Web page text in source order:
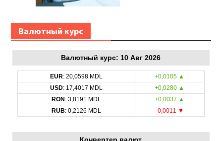
Bалютный курс
Bалютный курс: 10 Авг 2026
EUR: 20,0598 MDL
+0,0105 ▲
USD: 17,4017 MDL
+0,0280 ▲
RON : 3,8191 MDL
+0,0037 ▲
RUB: 0,2126 MDL -0,0011 ▼